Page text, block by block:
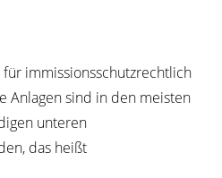
immissionsschutzrechtlich
Anlagen sind in den meisten
unteren
das heißt